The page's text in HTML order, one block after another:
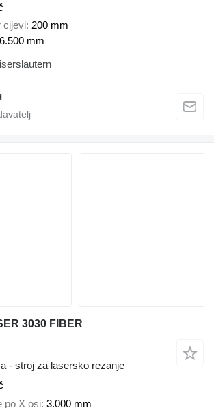
cijevi 200 mm
6.500 mm
3030 FIBER
- stroj za lasersko rezanje
po X osi 3.000 mm